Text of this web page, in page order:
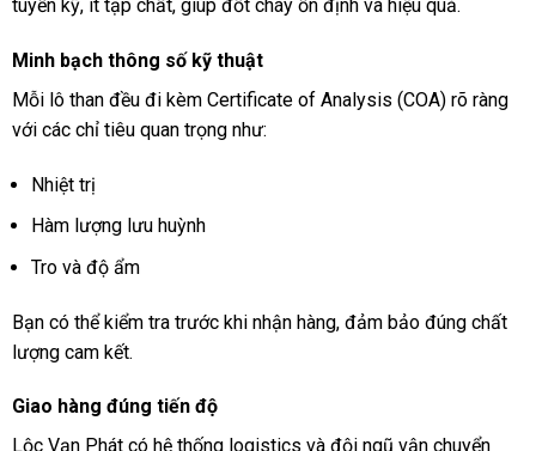
tuyển kỹ, ít tạp chất, giúp đốt cháy ổn định và hiệu quả.
Minh bạch thông số kỹ thuật
Mỗi lô than đều đi kèm Certificate of Analysis (COA) rõ ràng
với các chỉ tiêu quan trọng như:
Nhiệt trị
Hàm lượng lưu huỳnh
Tro và độ ẩm
Bạn có thể kiểm tra trước khi nhận hàng, đảm bảo đúng chất
lượng cam kết.
Giao hàng đúng tiến độ
Lộc Vạn Phát có hệ thống logistics và đội ngũ vận chuyển